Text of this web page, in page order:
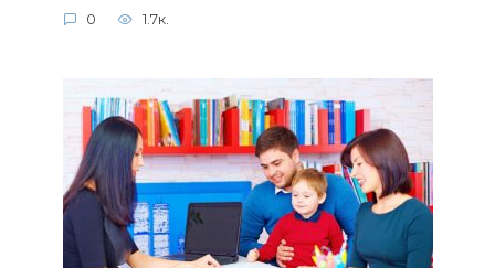
0 1.7к.